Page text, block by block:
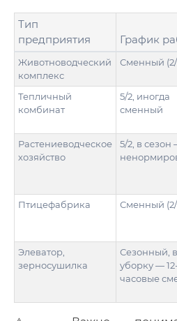
Тип
предприятия
График
Животноводческий
комплекс
Сменный (2/
Тепличный
комбинат
5/2, иногда
сменный
Растениеводческое
хозяйство
5/2, в сезон
Птицефабрика
Сменный (2/
Элеватор,
зерносушилка
Сезонный, в
уборку — 12-
часовые